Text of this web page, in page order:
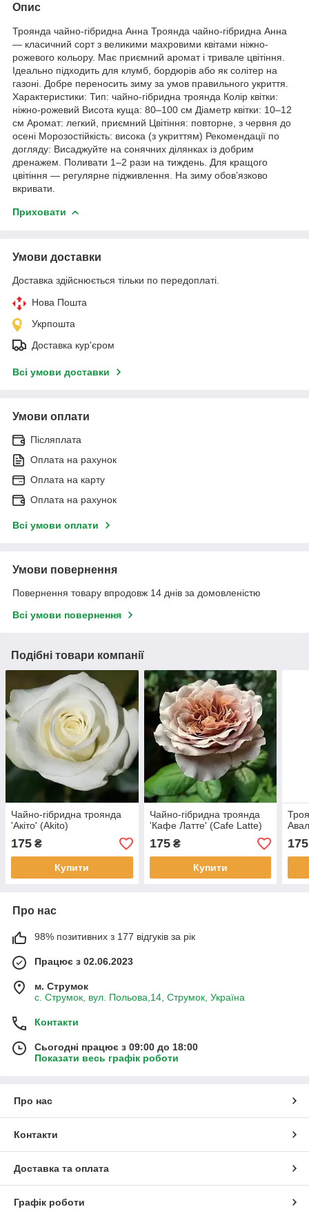
Опис
Троянда чайно-гібридна Анна Троянда чайно-гібридна Анна
— класичний сорт з великими махровими квітами ніжно-
рожевого кольору. Має приємний аромат і тривале цвітіння.
Ідеально підходить для клумб, бордюрів або як солітер на
газоні. Добре переносить зиму за умов правильного укриття.
Характеристики: Тип: чайно-гібридна троянда Колір квітки:
ніжно-рожевий Висота куща: 80–100 см Діаметр квітки: 10–12
см Аромат: легкий, приємний Цвітіння: повторне, з червня до
осені Морозостійкість: висока (з укриттям) Рекомендації по
догляду: Висаджуйте на сонячних ділянках із добрим
дренажем. Поливати 1–2 рази на тиждень. Для кращого
цвітіння — регулярне підживлення. На зиму обов’язково
вкривати.
Приховати
Умови доставки
Доставка здійснюється тільки по передоплаті.
Нова Пошта
Укрпошта
Доставка кур'єром
Всі умови доставки
Умови оплати
Післяплата
Оплата на рахунок
Оплата на карту
Оплата на рахунок
Всі умови оплати
Умови повернення
Повернення товару впродовж 14 днів за домовленістю
Всі умови повернення
Подібні товари компанії
Чайно-гібридна троянда
'Акіто' (Akito)
175 ₴
Купити
Чайно-гібридна троянда
'Кафе Латте' (Cafe Latte)
175₴
Купити
175
Про нас
98% позитивних з 177 відгуків за рік
Працює з 02.06.2023
м. Струмок
с. Струмок, вул. Польова,14, Струмок, Україна
Контакти
Сьогодні працює з 09:00 до 18:00
Показати весь графік роботи
Про нас
Контакти
Доставка та оплата
Графік роботи